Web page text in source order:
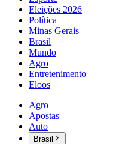
Eleições 2026
Política
Minas Gerais
Brasil
Mundo
Agro
Entretenimento
Eloos
Agro
Apostas
Auto
Brasil